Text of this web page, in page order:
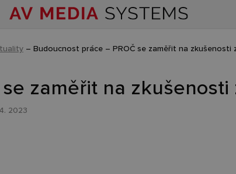
– Budoucnost práce – PROČ se zaměřit na zkušenosti
se zaměřit na
2023